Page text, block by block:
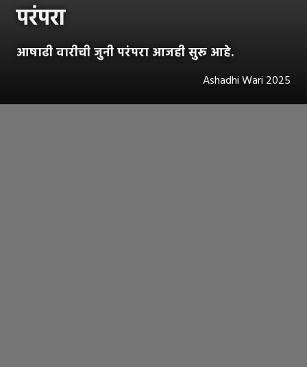
परंपरा
आषाढी वारीची जुनी परंपरा आजही सुरू आहे.
Ashadhi Wari 2025